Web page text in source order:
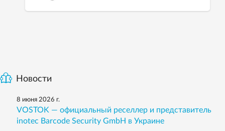
Новости
8 июня 2026 г.
VOSTOK — официальный реселлер и представитель
inotec Barcode Security GmbH в Украине